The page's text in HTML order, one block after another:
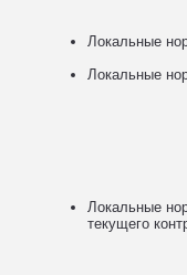
Локальные
Локальные
Локальные
текущего